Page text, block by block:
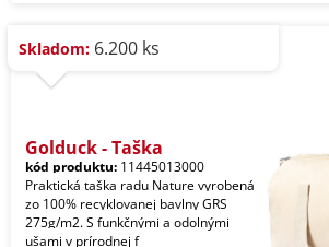
Skladom: 6.200 ks
Golduck - Taška
kód produktu: 11445013000
Praktická taška radu Nature vyrobená
zo 100% recyklovanej bavlny GRS
275g/m2. S funkčnými a odolnými
ušami v prírodnej f